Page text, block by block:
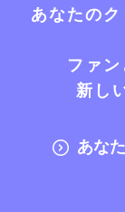
あなたの
ファ
新し
あな